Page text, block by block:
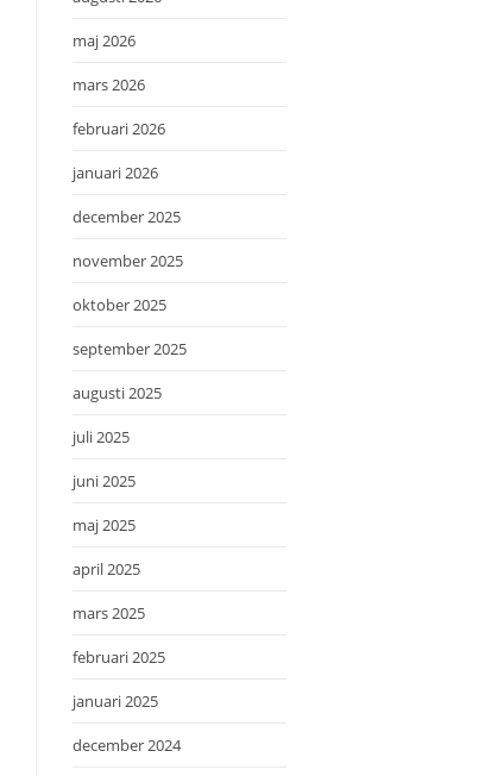
maj 2026
mars 2026
februari 2026
januari 2026
december 2025
november 2025
oktober 2025
september 2025
augusti 2025
juli 2025
juni 2025
maj 2025
april 2025
mars 2025
februari 2025
januari 2025
december 2024